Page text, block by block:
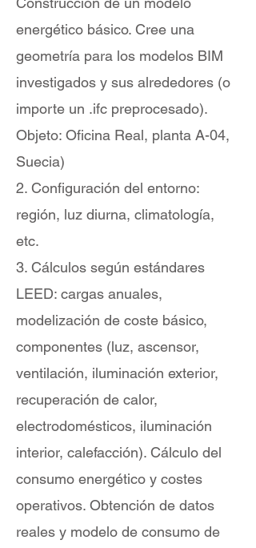
energético básico. Cree una
geometría para los modelos BIM
investigados y sus alrededores (o
importe un .ifc preprocesado).
Objeto: Oficina Real, planta A-04,
Suecia)
2. Configuración del entorno:
región, luz diurna, climatología,
etc.
3. Cálculos según estándares
LEED: cargas anuales,
modelización de coste básico,
componentes (luz, ascensor,
ventilación, iluminación exterior,
recuperación de calor,
electrodomésticos, iluminación
interior, calefacción). Cálculo del
consumo energético y costes
operativos. Obtención de datos
reales y modelo de consumo de